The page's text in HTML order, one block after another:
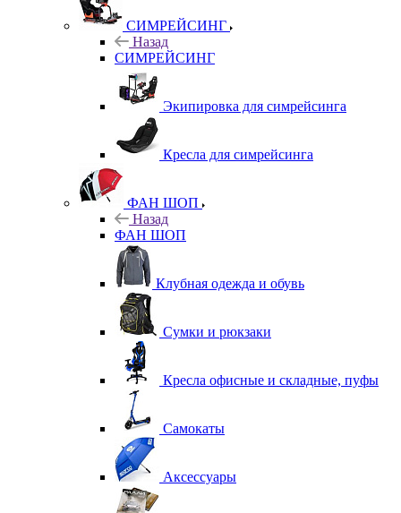
СИМРЕЙСИНГ
Назад
СИМРЕЙСИНГ
Экипировка для симрейсинга
Кресла для симрейсинга
ФАН ШОП
Назад
ФАН ШОП
Клубная одежда и обувь
Сумки и рюкзаки
Кресла офисные и складные, пуфы
Самокаты
Аксессуары